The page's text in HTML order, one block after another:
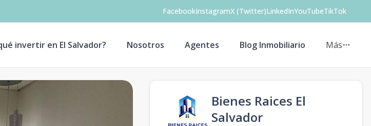
FacebookInstagramX (Twitter)LinkedInYouTubeTikTok
invertir en El Salvador? Nosotros Agentes Blog Inmobiliario Más
Bienes Raices El
Salvador